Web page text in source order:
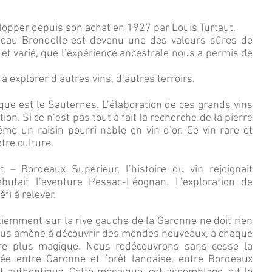
depuis son achat en 1927 par Louis Turtaut.
Brondelle est devenu une des valeurs sûres de
varié, que l’expérience ancestrale nous a permis de
explorer d’autres vins, d’autres terroirs.
est le Sauternes. L’élaboration de ces grands vins
Si ce n’est pas tout à fait la recherche de la pierre
un raisin pourri noble en vin d’or. Ce vin rare et
culture.
– Bordeaux Supérieur, l’histoire du vin rejoignait
l’aventure Pessac-Léognan. L’exploration de
à relever.
sur la rive gauche de la Garonne ne doit rien
amène à découvrir des mondes nouveaux, à chaque
plus magique. Nous redécouvrons sans cesse la
entre Garonne et forêt landaise, entre Bordeaux